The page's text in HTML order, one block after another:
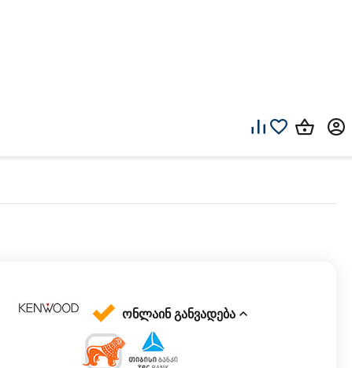
ონლაინ განვადება